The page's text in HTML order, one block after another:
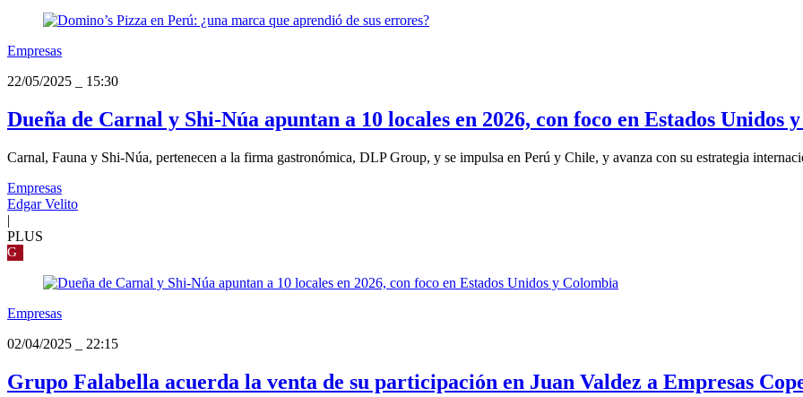
Empresas
22/05/2025
15:30
Dueña de Carnal y Shi-Núa apuntan a 10 locales en 2026, con foco en Estados Unidos
Carnal, Fauna y Shi-Núa, pertenecen a la firma gastronómica, DLP Group, y se impulsa en Perú y Chile, y avanza con su estrategia
Empresas
Edgar Velito
|
PLUS
G
Empresas
02/04/2025
22:15
Grupo Falabella acuerda la venta de su participación en Juan Valdez a Empresas